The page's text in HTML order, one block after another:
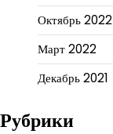
Октябрь 2022
Март 2022
Декабрь 2021
Рубрики